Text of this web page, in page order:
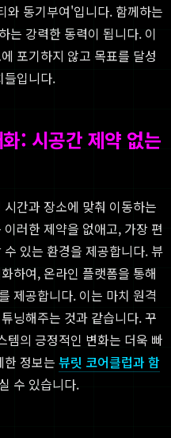
와 동기부여'입니다. 함께하는
는 강력한 동력이 됩니다. 이
포기하지 않고 목표를 달성
들입니다.
: 시공간 제약 없는
간과 장소에 맞춰 이동하는
이러한 제약을 없애고, 가장 편
있는 환경을 제공합니다. 뷰
하여, 온라인 플랫폼을 통해
제공합니다. 이는 마치 원격
닝해주는 것과 같습니다. 꾸
템의 긍정적인 변화는 더욱 빠
정보는 뷰릿 코어클럽과 함
수 있습니다.